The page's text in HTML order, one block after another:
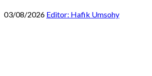
03/08/2026 Editor: Hafik Umsohy